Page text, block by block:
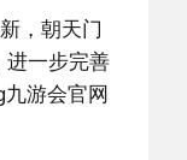
，朝天门
进一步完善
游会官网